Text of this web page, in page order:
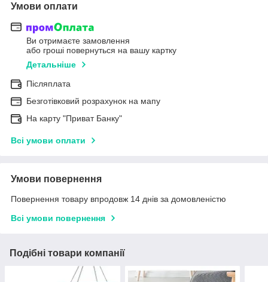
Умови оплати
Ви отримаєте замовлення
або гроші повернуться на вашу картку
Детальніше
Післяплата
Безготівковий розрахунок на мапу
На карту "Приват Банку"
Всі умови оплати
Умови повернення
Повернення товару впродовж 14 днів за домовленістю
Всі умови повернення
Подібні товари компанії